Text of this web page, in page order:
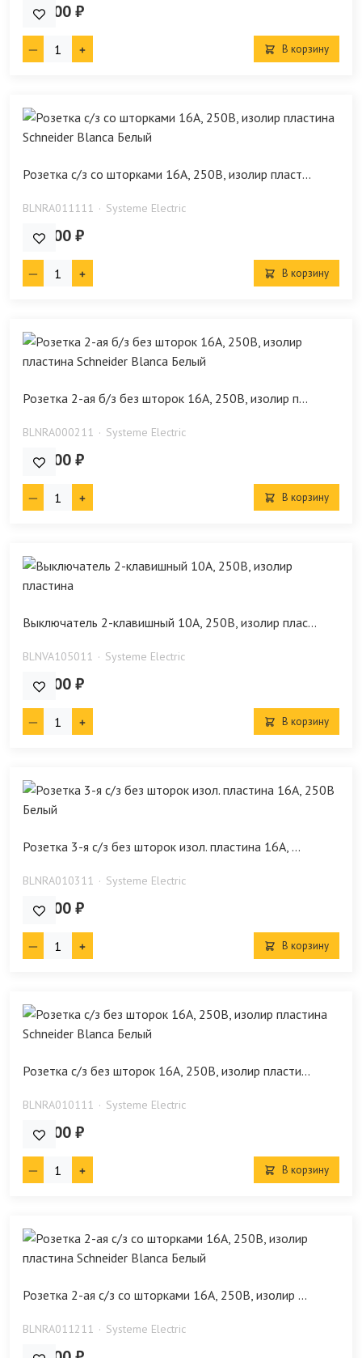
278.00 ₽
В корзину
Розетка с/з со шторками 16А, 250В, изолир пласт...
BLNRA011111 Systeme Electric
214.00 ₽
В корзину
Розетка 2-ая б/з без шторок 16А, 250В, изолир п...
BLNRA000211 Systeme Electric
242.00 ₽
В корзину
Выключатель 2-клавишный 10А, 250B, изолир плас...
BLNVA105011 Systeme Electric
236.00 ₽
В корзину
Розетка 3-я с/з без шторок изол. пластина 16А, ...
BLNRA010311 Systeme Electric
448.00 ₽
В корзину
Розетка с/з без шторок 16А, 250В, изолир пласти...
BLNRA010111 Systeme Electric
205.00 ₽
В корзину
Розетка 2-ая с/з со шторками 16А, 250В, изолир ...
BLNRA011211 Systeme Electric